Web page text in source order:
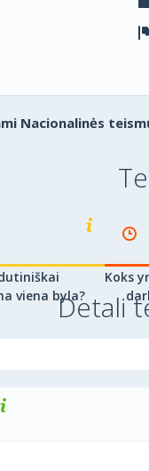
Nacionalinės
viena byla?
Koks
Detali